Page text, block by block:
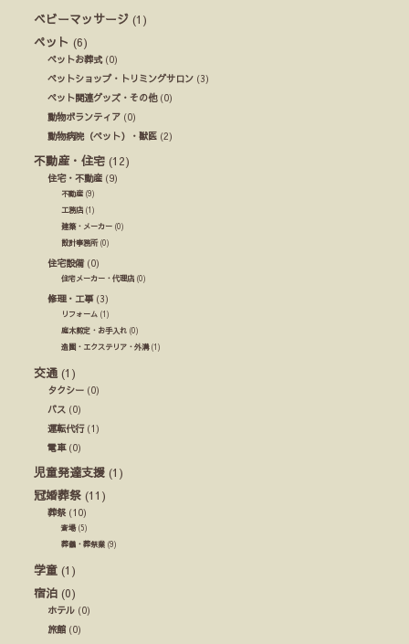
ベビーマッサージ (1)
ペット (6)
ペットお葬式(0)
ペットショップ・トリミングサロン (3)
ペット関連グッズ・その他(0)
動物ボランティア (0)
動物病院（ペット）・獣医 (2)
不動産・住宅 (12)
住宅・不動産 (9)
不動産 (9)
工務店 (1)
建築・メーカー (0)
設計事務所(0)
住宅設備(0)
住宅メーカー・代理店 (0)
修理・工事(3)
リフォーム (1)
庭木剪定・お手入れ (0)
造園・エクステリア・外溝(1)
交通 (1)
タクシー (0)
バス (0)
運転代行(1)
電車(0)
児童発達支援 (1)
冠婚葬祭 (11)
葬祭(10)
斎場(5)
葬儀・葬祭業 (9)
学童 (1)
宿泊 (0)
ホテル (0)
旅館 (0)